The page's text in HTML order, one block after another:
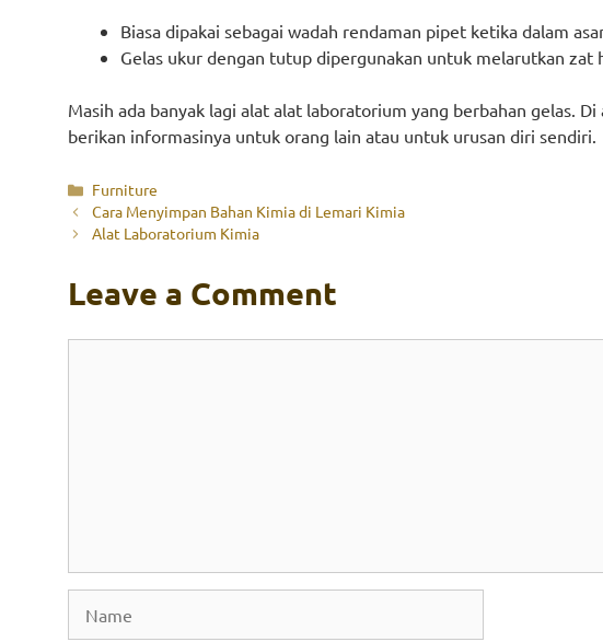
Biasa dipakai sebagai wadah rendaman pipet ketika dalam
Gelas ukur dengan tutup dipergunakan untuk melarutkan
Masih ada banyak lagi alat alat laboratorium yang berbahan gelas.
berikan informasinya untuk orang lain atau untuk urusan diri sendiri.
Categories
Furniture
Cara Menyimpan Bahan Kimia di Lemari Kimia
Alat Laboratorium Kimia
Leave a Comment